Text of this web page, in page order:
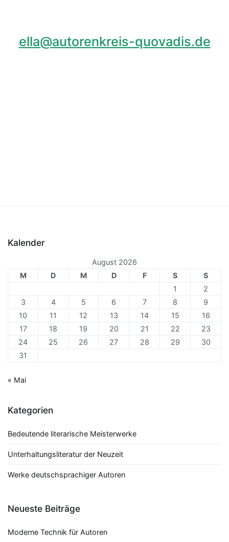
ella@autorenkreis-quovadis.de
Kalender
August 2026
M
D M D F S
S
1
2
3
4 5 6 7 8
9
10
11 12 13 14 15
16
17
18 19 20 21 22
23
24
25 26 27 28 29
30
31
« Mai
Kategorien
Bedeutende literarische Meisterwerke
Unterhaltungsliteratur der Neuzeit
Werke deutschsprachiger Autoren
Neueste Beiträge
Moderne Technik für Autoren